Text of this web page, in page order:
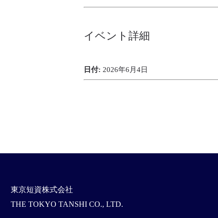
イベント詳細
日付: 2026年6月4日
東京短資株式会社
THE TOKYO TANSHI CO., LTD.